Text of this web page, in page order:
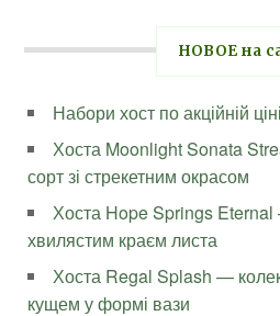
НОВОЕ на
Набори хост по акційній
Хоста Moonlight Sonata
сорт зі стрекетним окрасом
Хоста Hope Springs
хвилястим краєм листа
Хоста Regal Splash —
кущем у формі вази